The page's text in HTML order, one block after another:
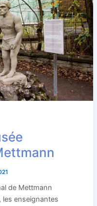
de Mettmann
les enseignantes